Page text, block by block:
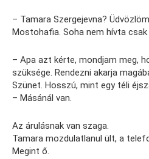
– Tamara Szergejevna?
Mostohafia. Soha nem hívta csak
– Apa azt kérte, mondjam meg,
szüksége. Rendezni akarja
Szünet. Hosszú, mint egy téli
– Másánál van.
Az árulásnak van szaga.
Tamara mozdulatlanul ült, a
Megint ő.